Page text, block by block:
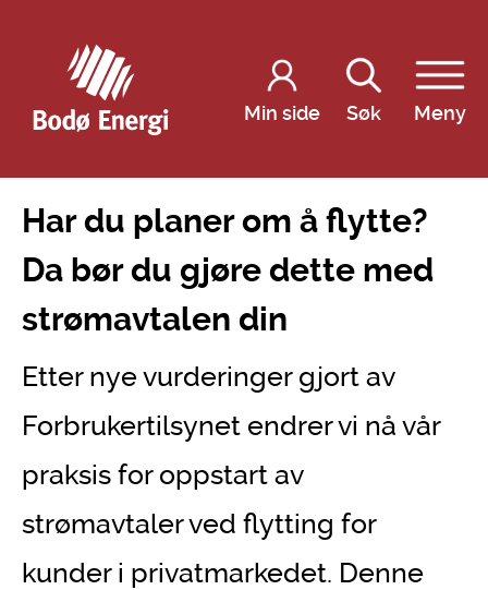
Min side Søk Meny
Har du planer om å flytte?
Da bør du gjøre dette med
strømavtalen din
Etter nye vurderinger gjort av
Forbrukertilsynet endrer vi nå vår
praksis for oppstart av
strømavtaler ved flytting for
kunder i privatmarkedet. Denne